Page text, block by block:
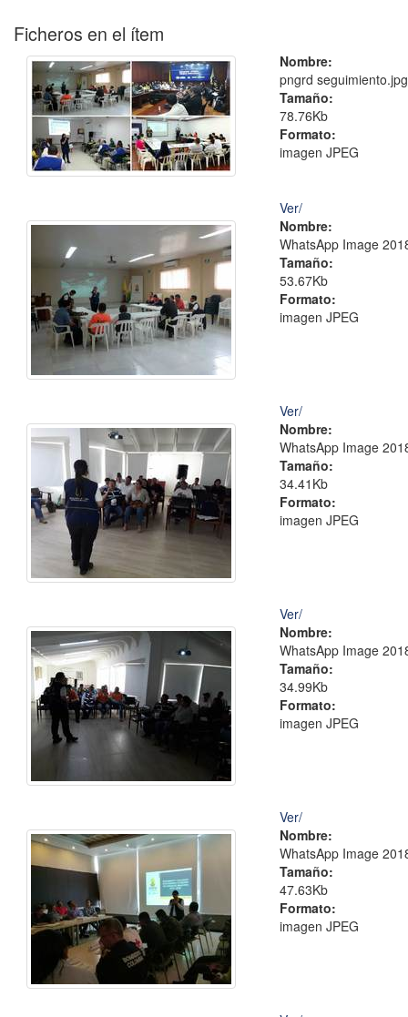
Ficheros en el ítem
Nombre:
pngrd seguimiento.jpg
Tamaño:
78.76Kb
Formato:
imagen JPEG
Ver/
Nombre:
WhatsApp Image
Tamaño:
53.67Kb
Formato:
imagen JPEG
Ver/
Nombre:
WhatsApp Image
Tamaño:
34.41Kb
Formato:
imagen JPEG
Ver/
Nombre:
WhatsApp Image
Tamaño:
34.99Kb
Formato:
imagen JPEG
Ver/
Nombre:
WhatsApp Image
Tamaño:
47.63Kb
Formato:
imagen JPEG